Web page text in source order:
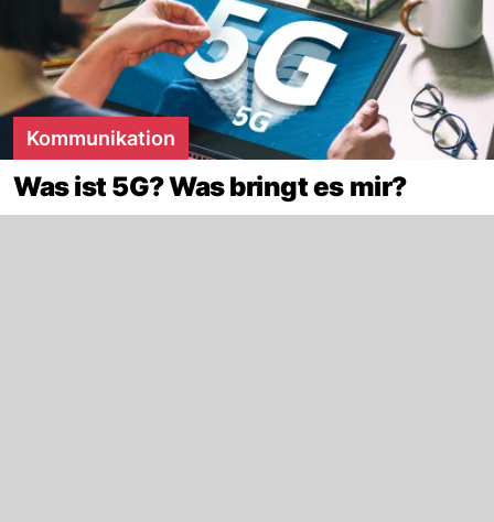
Kommunikation
Was ist 5G? Was bringt es mir?